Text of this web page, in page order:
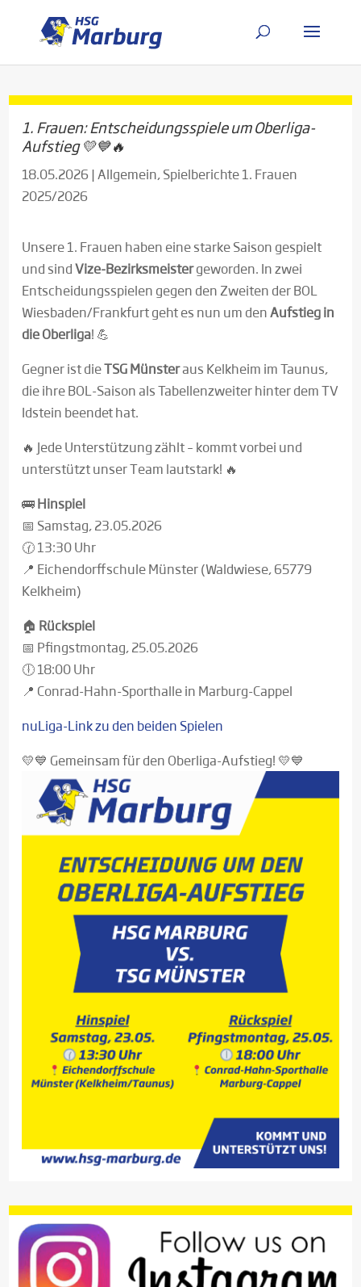
1. Frauen: Entscheidungsspiele um Oberliga-
Aufstieg 💛💙🔥
18.05.2026 |Allgemein,Spielberichte 1. Frauen
2025/2026
Unsere 1. Frauen haben eine starke Saison gespielt
und sindVize-Bezirksmeistergeworden. In zwei
Entscheidungsspielen gegen den Zweiten der BOL
Wiesbaden/Frankfurt geht es nun um denAufstieg in
die Oberliga! 💪
Gegner ist dieTSG Münsteraus Kelkheim im Taunus,
die ihre BOL-Saison als Tabellenzweiter hinter dem TV
Idstein beendet hat.
🔥 Jede Unterstützung zählt – kommt vorbei und
unterstützt unser Team lautstark! 🔥
🚌Hinspiel
📅 Samstag, 23.05.2026
🕜 13:30 Uhr
📍 Eichendorffschule Münster (Waldwiese, 65779
Kelkheim)
🏠 Rückspiel
📅 Pfingstmontag, 25.05.2026
🕕 18:00 Uhr
📍 Conrad-Hahn-Sporthalle in Marburg-Cappel
nuLiga-Link zu den beiden Spielen
💛💙 Gemeinsam für den Oberliga-Aufstieg! 💛💙